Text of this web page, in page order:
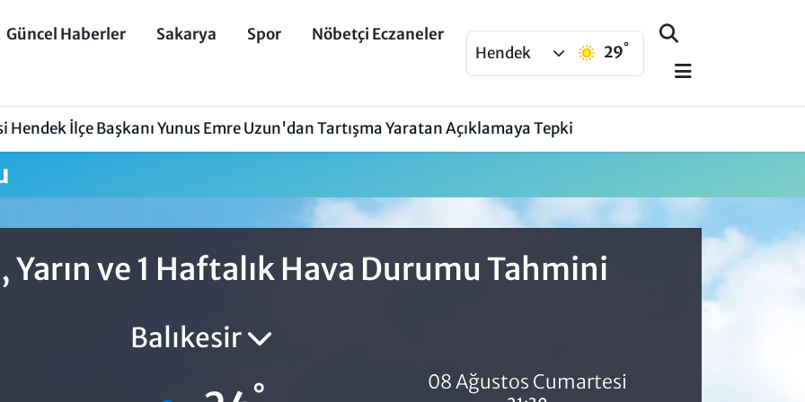
Güncel Haberler Sakarya Spor
Nöbetçi Eczaneler
Hendek 29°
Hendek İlçe Başkanı Yunus Emre Uzun'dan Tartışma Yaratan Açıklamaya Tepki
ve 1 Haftalık Hava Durumu Tahmini
Balıkesir
08 Ağustos Cumartesi